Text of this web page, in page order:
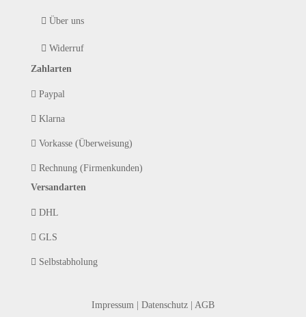
Über uns
Widerruf
Zahlarten
Paypal
Klarna
Vorkasse (Überweisung)
Rechnung (Firmenkunden)
Versandarten
DHL
GLS
Selbstabholung
Impressum | Datenschutz | AGB